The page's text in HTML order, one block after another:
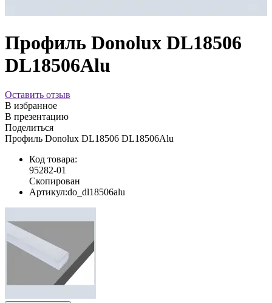
Профиль Donolux DL18506
DL18506Alu
Оставить отзыв
В избранное
В презентацию
Поделиться
Профиль Donolux DL18506 DL18506Alu
Код товара:
95282-01
Скопирован
Артикул:do_dl18506alu